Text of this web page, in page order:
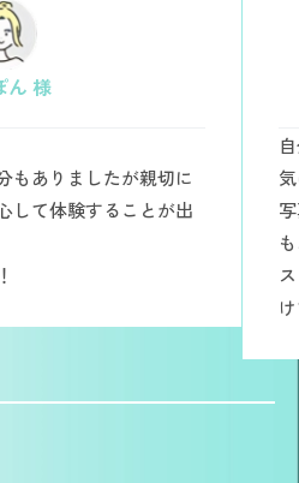
ん 様
もありましたが親切に
して体験することが出